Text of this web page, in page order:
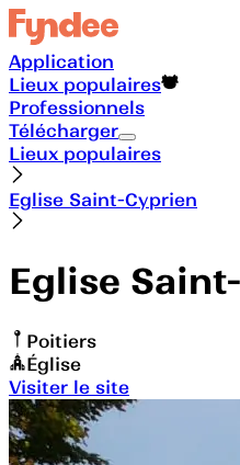
Application
Lieux populaires
Professionnels
Télécharger
Lieux populaires
Eglise Saint-Cyprien
Eglise
Poitiers
Église
Visiter le site